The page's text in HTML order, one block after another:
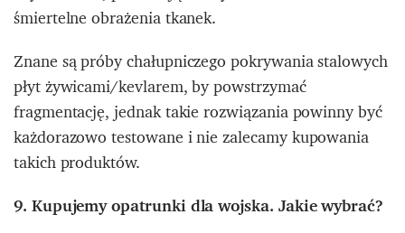
śmiertelne obrażenia tkanek.
Znane są próby chałupniczego pokrywania stalowych
płyt żywicami/kevlarem, by powstrzymać
fragmentację, jednak takie rozwiązania powinny być
każdorazowo testowane i nie zalecamy kupowania
takich produktów.
9. Kupujemy opatrunki dla wojska. Jakie wybrać?